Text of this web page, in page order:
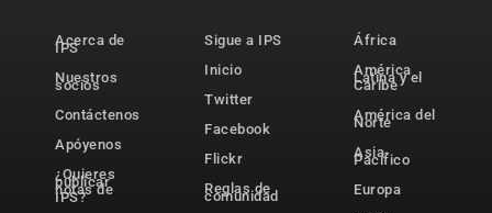
Acerca de
IPS
Nuestros
socios
Contáctenos
Apóyenos
¿Quieres
publicar
notas de
IPS?
Sigue a IPS
Inicio
Twitter
Facebook
Flickr
Reglas de
comunidad
África
América
Latina y el
Caribe
América del
Norte
Asia-
Pacífico
Europa